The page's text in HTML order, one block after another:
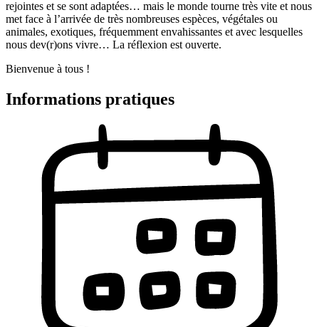
rejointes et se sont adaptées… mais le monde tourne très vite et nous
met face à l’arrivée de très nombreuses espèces, végétales ou
animales, exotiques, fréquemment envahissantes et avec lesquelles
nous dev(r)ons vivre… La réflexion est ouverte.
Bienvenue à tous !
Informations pratiques